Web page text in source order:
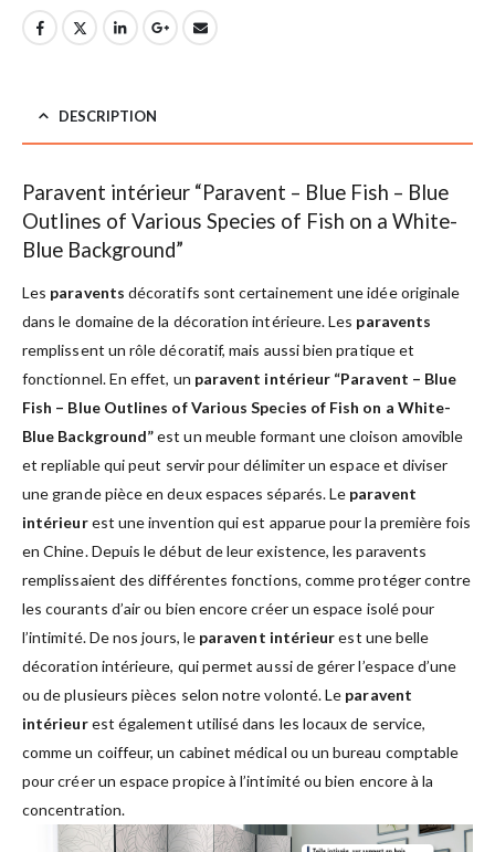
DESCRIPTION
Paravent intérieur “Paravent – Blue Fish – Blue
Outlines of Various Species of Fish on a White-
Blue Background”
Les paravents décoratifs sont certainement une idée originale
dans le domaine de la décoration intérieure. Les paravents
remplissent un rôle décoratif, mais aussi bien pratique et
fonctionnel. En effet, un paravent intérieur “Paravent – Blue
Fish – Blue Outlines of Various Species of Fish on a White-
Blue Background”est un meuble formant une cloison amovible
et repliable qui peut servir pour délimiter un espace et diviser
une grande pièce en deux espaces séparés. Le paravent
intérieurest une invention qui est apparue pour la première fois
en Chine. Depuis le début de leur existence, les paravents
remplissaient des différentes fonctions, comme protéger contre
les courants d’air ou bien encore créer un espace isolé pour
l’intimité. De nos jours, le paravent intérieurest une belle
décoration intérieure, qui permet aussi de gérer l’espace d’une
ou de plusieurs pièces selon notre volonté. Le paravent
intérieurest également utilisé dans les locaux de service,
comme un coiffeur, un cabinet médical ou un bureau comptable
pour créer un espace propice à l’intimité ou bien encore à la
concentration.